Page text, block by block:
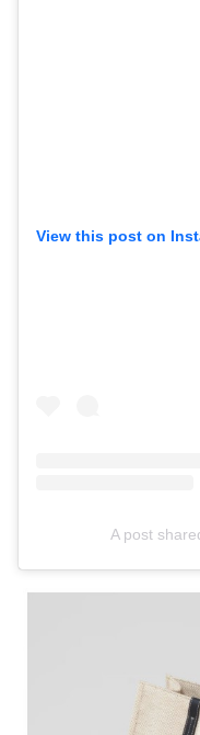
View this post on
A post